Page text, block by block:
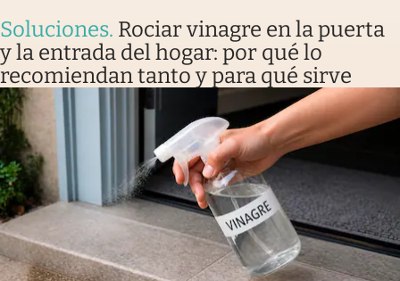
Soluciones. Rociar vinagre en la puerta
y la entrada del hogar: por qué lo
recomiendan tanto y para qué sirve